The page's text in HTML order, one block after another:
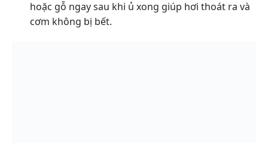
hoặc gỗ ngay sau khi ủ xong giúp hơi thoát ra và
cơm không bị bết.